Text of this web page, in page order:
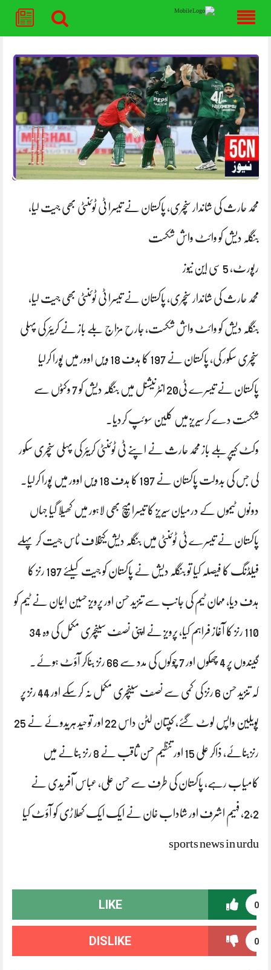
content
محمد حارث کی شاندار سنچری، پاکستان نے تیسرا ٹی ٹوئنٹی بھی جیت لیا،
بنگلہ دیش کو وائٹ واش شکست
رپورٹ، 5 سی این نیوز
محمد حارث کی شاندار سنچری، پاکستان نے تیسرا ٹی ٹوئنٹی بھی جیت لیا،
بنگلہ دیش کو وائٹ واش شکست، جارح مزاج بلے باز نے کریئر کی پہلی
سنچری سکور کی، پاکستان نے 197 کا ہدف 18 ویں اوور میں پورا کرلیا
پاکستان نے تیسرے ٹی20 انٹرنیشنل میں بنگلہ دیش کو 7 وکٹوں سے
شکست دے کر سیریز میں کلین سوئپ کردیا۔
وکٹ کیپر بلے باز محمد حارث نے اپنے ٹی ٹوئنٹی کریئر کی پہلی سنچری سکور
کی جس کی بدولت پاکستان نے 197 کا ہدف 18 ویں اوور میں پورا کرلیا۔
دونوں ٹیموں کے درمیان سیریز کا تیسرا میچ بھی لاہور میں کھیلا گیا جہاں
پاکستان نے تیسرے ٹی ٹوئنٹی میں بنگلہ دیش کیخلاف ٹاس جیت کر پہلے
فیلڈنگ کا فیصلہ کیا تو بنگلہ دیش نے پاکستان کو جیت کیلئے 197 رنز کا
ہدف دیا، مہمان ٹیم کی جانب سے تنزید حسن اور پرویز حسین ایمان نے ٹیم کو
110 رنز کا آغاز فراہم کیا، پرویز نے اپنی نصف سینچری مکمل کی وہ 34
گیندوں پر 4 چھکوں اور 7 چوکوں کی مدد سے 66 رنز بناکر آؤٹ ہوئے۔
کہ تنزید حسن 6 رنز کی کمی سے نصف سینچری مکمل نہ کرسکے اور 44 رنز پر
پویلین واپس لوٹ گئے، کپتان لٹن داس 22 اور توحید ہریدوئے نے 25
رنزبنائے، ذاکر علی 15 اور تنظیم حسن ثاقب نے 8 رنز بنانے میں
کامیاب رہے، پاکستان کی طرف سے حسن علی، عباس آفریدی نے
2،2، فہیم اشرف اور شاداب خان نے ایک ایک کھلاڑی کو آؤٹ کیا
sports news in urdu
0
LIKE
0
DISLIKE